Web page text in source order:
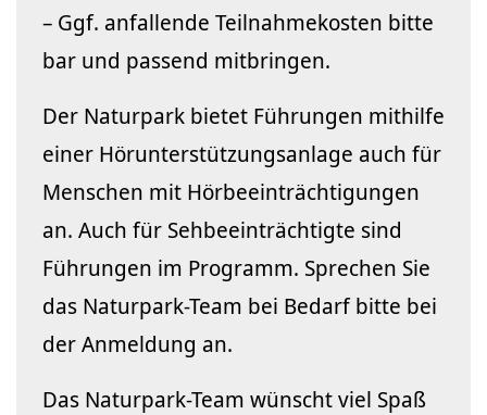
– Ggf. anfallende Teilnahmekosten bitte
bar und passend mitbringen.
Der Naturpark bietet Führungen mithilfe
einer Hörunterstützungsanlage auch für
Menschen mit Hörbeeinträchtigungen
an. Auch für Sehbeeinträchtigte sind
Führungen im Programm. Sprechen Sie
das Naturpark-Team bei Bedarf bitte bei
der Anmeldung an.
Das Naturpark-Team wünscht viel Spaß